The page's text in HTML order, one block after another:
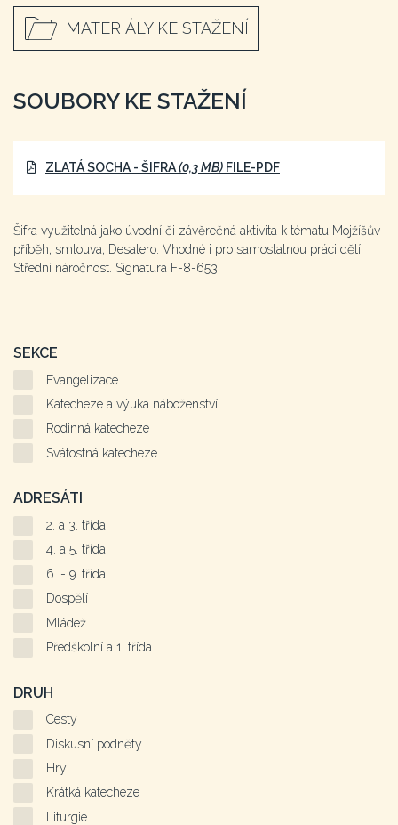
MATERIÁLY KE STAŽENÍ
SOUBORY KE STAŽENÍ
ZLATÁ SOCHA - ŠIFRA(0,3 MB) FILE-PDF
Šifra využitelná jako úvodní či závěrečná aktivita k tématu Mojžíšův
příběh, smlouva, Desatero. Vhodné i pro samostatnou práci dětí.
Střední náročnost. Signatura F-8-653.
SEKCE
Evangelizace
Katecheze a výuka náboženství
Rodinná katecheze
Svátostná katecheze
ADRESÁTI
2. a 3. třída
4. a 5. třída
6. - 9. třída
Dospělí
Mládež
Předškolní a 1. třída
DRUH
Cesty
Diskusní podněty
Hry
Krátká katecheze
Liturgie